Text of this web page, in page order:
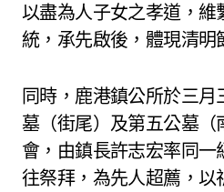
以盡為人子女之孝道，
統，承先啟後，體現清明
同時，鹿港鎮公所於三
墓（街尾）及第五公墓
會，由鎮長許志宏率同
往祭拜，為先人超薦，以